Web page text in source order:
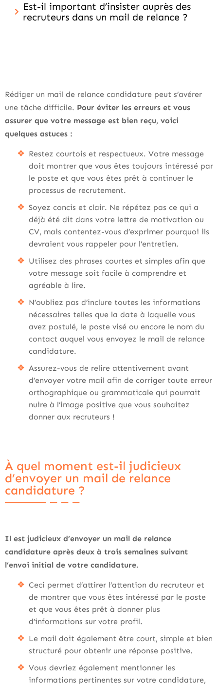
Est-il important d’insister auprès des
recruteurs dans un mail de relance ?
Rédiger un mail de relance candidature peut s’avérer
une tâche difficile. Pour éviter les erreurs et vous
assurer que votre message est bien reçu, voici
quelques astuces :
Restez courtois et respectueux. Votre message
doit montrer que vous êtes toujours intéressé par
le poste et que vous êtes prêt à continuer le
processus de recrutement.
Soyez concis et clair. Ne répétez pas ce qui a
déjà été dit dans votre lettre de motivation ou
CV, mais contentez-vous d’exprimer pourquoi ils
devraient vous rappeler pour l’entretien.
Utilisez des phrases courtes et simples afin que
votre message soit facile à comprendre et
agréable à lire.
N’oubliez pas d’inclure toutes les informations
nécessaires telles que la date à laquelle vous
avez postulé, le poste visé ou encore le nom du
contact auquel vous envoyez le mail de relance
candidature.
Assurez-vous de relire attentivement avant
d’envoyer votre mail afin de corriger toute erreur
orthographique ou grammaticale qui pourrait
nuire à l’image positive que vous souhaitez
donner aux recruteurs !
À quel moment est-il judicieux
d’envoyer un mail de relance
candidature ?
Il est judicieux d’envoyer un mail de relance
candidature après deux à trois semaines suivant
l’envoi initial de votre candidature.
Ceci permet d’attirer l’attention du recruteur et
de montrer que vous êtes intéressé par le poste
et que vous êtes prêt à donner plus
d’informations sur votre profil.
Le mail doit également être court, simple et bien
structuré pour obtenir une réponse positive.
Vous devriez également mentionner les
informations pertinentes sur votre candidature,